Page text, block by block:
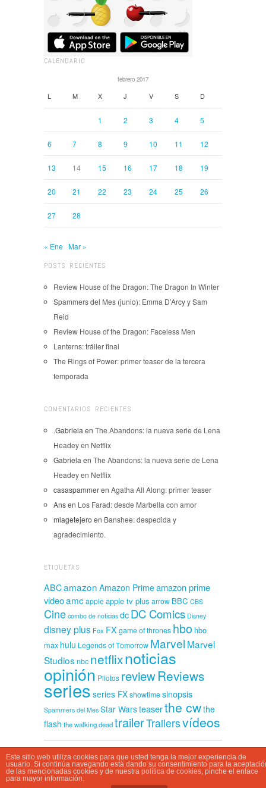
CALENDARIO
febrero 2017
L M X J V S D
1 2 3 4 5
6 7 8 9 10 11 12
13 14 15 16 17 18 19
20 21 22 23 24 25 26
27 28
« Ene Mar »
POSTS RECIENTES
Review House of the Dragon: The Dragon In Winter
Spammers del Mes (junio): Emma D’Arcy y Sam
Reid
Review House of the Dragon: Faceless Men
Lanterns: tráiler final
The Rings of Power: primer teaser de la tercera
temporada
COMENTARIOS RECIENTES
.Gabriela en The Abandons: la nueva serie de Lena
Headey en Netflix
Gabriela en The Abandons: la nueva serie de Lena
Headey en Netflix
casaspammeren Agatha All Along: primer teaser
Ansen Los Farad: desde Marbella con amor
mlagetejero en Banshee: despedida y
agradecimiento.
ETIQUETAS
ABCamazon Amazon Primeamazon prime
videoamcapple apple tv plus arrow BBC CBS
Cine combo de noticias dcDC Comics Disney
disney plus Fox FX game of thrones hbo hbo
max hulu Legends of Tomorrow Marvel Marvel
Studios nbc netflixnoticias
opinión Pilotos reviewReviews
series series FXshowtimesinopsis
Spammers del Mes Star Warsteaserthe cwthe
flash the walking deadtrailerTrailersvídeos
CasaSpammer © 2026
Este sitio web utiliza cookies para que usted tenga la mejor experiencia de
usuario. Si continúa navegando está dando su consentimiento para la
de las mencionadas cookies y de nuestra política de cookies, pinche el enlace
para mayor información.